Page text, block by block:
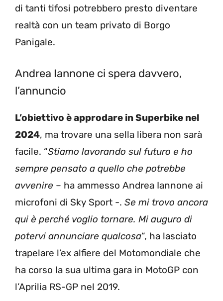
di tanti tifosi potrebbero presto diventare
realtà con un team privato di Borgo
Panigale.
Andrea Iannone ci spera davvero,
l’annuncio
L’obiettivo è approdare in Superbike nel
2024, ma trovare una sella libera non sarà
facile. “Stiamo lavorando sul futuro e ho
sempre pensato a quello che potrebbe
avvenire – ha ammesso Andrea Iannone ai
microfoni di Sky Sport -. Se mi trovo ancora
qui è perché voglio tornare. Mi auguro di
potervi annunciare qualcosa“, ha lasciato
trapelare l’ex alfiere del Motomondiale che
ha corso la sua ultima gara in MotoGP con
l’Aprilia RS-GP nel 2019.